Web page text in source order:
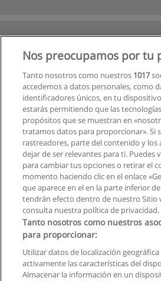
2 Siguiente
Página1de2
Ver cursos históricos
Privacidad de
Nos preocupamos por tu
Tanto nosotros como nuestros 1017
accedemos a datos personales, como
identificadores únicos, en tu
estarás permitiendo que las
propósitos que se muestran en
tratamos datos para proporcionar». Si
rastreadores, parte del contenido y los
dejar de ser relevantes para ti. Puedes
para cambiar tus opciones o retirar el
momento haciendo clic en el enlace
que aparece en el en la parte inferior
tendrán efecto dentro de nuestro Sitio
consulta nuestra política de privacidad.
Tanto nosotros como nuestros
para proporcionar:
Utilizar datos de localización
activamente las características del
Almacenar la información en un